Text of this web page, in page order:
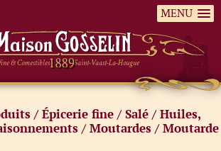
MENU
& Comestibles Saint-Vaast-La-Hougue
/Épicerie fine /Salé /Huiles,
/Moutardes / Moutarde